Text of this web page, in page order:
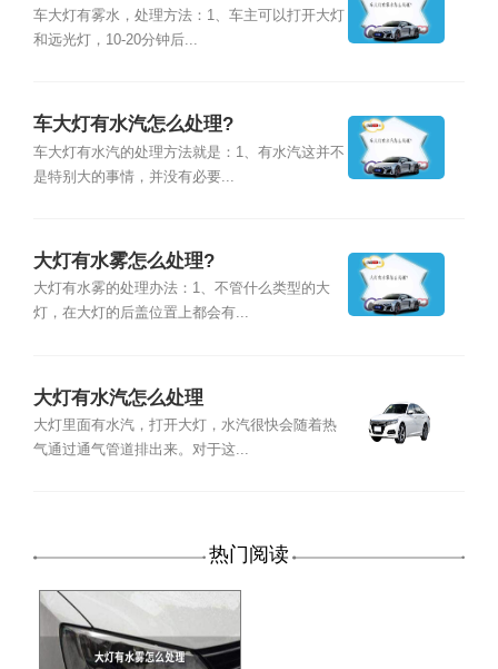
车大灯有雾水，处理方法：1、车主可以打开大灯
和远光灯，10-20分钟后...
车大灯有水汽怎么处理?
车大灯有水汽的处理方法就是：1、有水汽这并不
是特别大的事情，并没有必要...
大灯有水雾怎么处理?
大灯有水雾的处理办法：1、不管什么类型的大
灯，在大灯的后盖位置上都会有...
大灯有水汽怎么处理
大灯里面有水汽，打开大灯，水汽很快会随着热
气通过通气管道排出来。对于这...
热门阅读